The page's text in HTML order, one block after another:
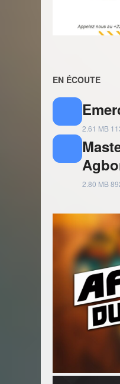
EN ÉCOUTE
2.61 MB
2.80 MB